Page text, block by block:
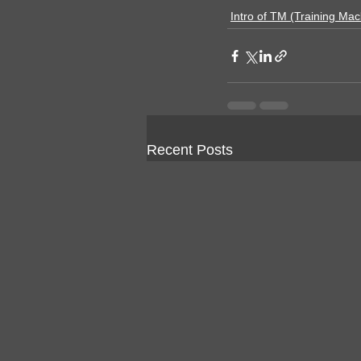
Intro of TM (Training
Recent Posts